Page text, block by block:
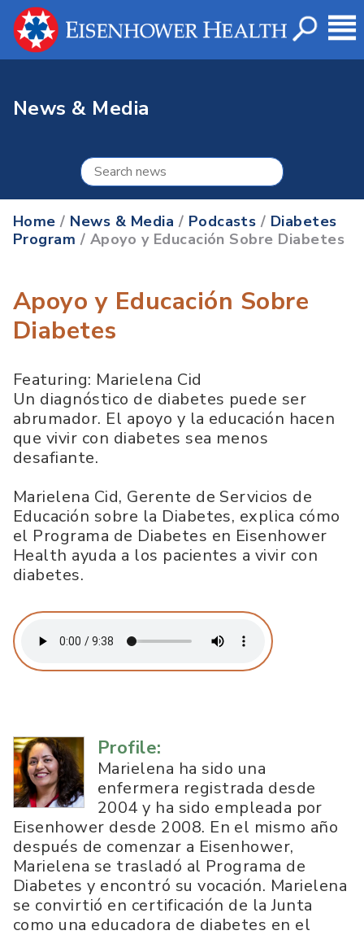
News & Media
Home / News & Media / Podcasts / Diabetes
Program / Apoyo y Educación Sobre Diabetes
Apoyo y Educación Sobre
Diabetes
Featuring: Marielena Cid
Un diagnóstico de diabetes puede ser
abrumador. El apoyo y la educación hacen
que vivir con diabetes sea menos
desafiante.
Marielena Cid, Gerente de Servicios de
Educación sobre la Diabetes, explica cómo
el Programa de Diabetes en Eisenhower
Health ayuda a los pacientes a vivir con
diabetes.
Profile:
Marielena ha sido una
enfermera registrada desde
2004 y ha sido empleada por
Eisenhower desde 2008. En el mismo año
después de comenzar a Eisenhower,
Marielena se trasladó al Programa de
Diabetes y encontró su vocación. Marielena
se convirtió en certificación de la Junta
como una educadora de diabetes en el